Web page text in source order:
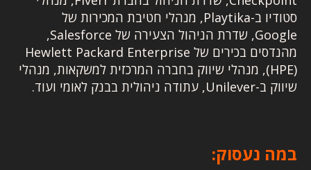
סטודיו ב-Playtika, מנהלי חטיבת המכירות של
Google, שדרת הניהול הצעירה של Salesforce,
מהנדסים בכירים של Hewlett Packard Enterprise
(HPE), מנהלי שיווק בחברה המרכזית למשקאות, מנהלי
שיווק ב-Unilever, עתודה ניהולית בבנק לאומי ועוד.
במה נעסוק: